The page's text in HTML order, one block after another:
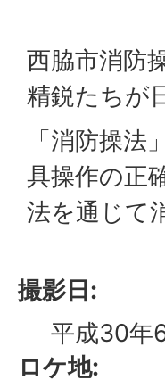
西脇市消防
精鋭たちが
「消防操
具操作の正
法を通じて
撮影日:
平成30年6
ロケ地: